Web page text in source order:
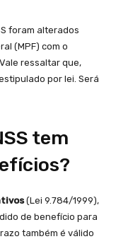
foram alterados
(MPF) com o
ressaltar que,
por lei. Será
tem
(Lei 9.784/1999),
de benefício para
também é válido